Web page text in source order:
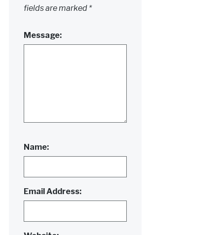
fields are marked *
Message:
Name:
Email Address: